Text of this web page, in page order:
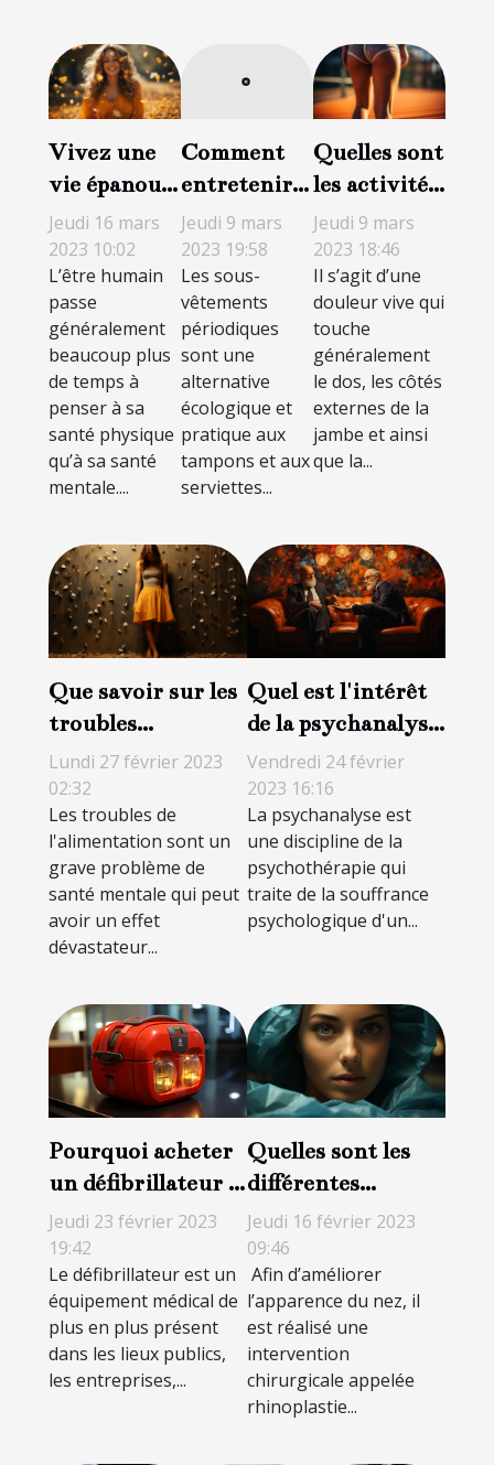
Vivez une
vie épanouie
avec moins
de stress et
de
dépression :
Découvrez
les aptitudes
à adopter
pour avoir
une bonne
Jeudi 16 mars
2023 10:02
L’être humain
passe
généralement
beaucoup plus
de temps à
penser à sa
santé physique
qu’à sa santé
mentale....
Comment
entretenir
sa culotte
menstruelle
?
Jeudi 9 mars
2023 19:58
Les sous-
vêtements
périodiques
sont une
alternative
écologique et
pratique aux
tampons et aux
serviettes...
Quelles sont
les activités
sportives à
faire et à
éviter en cas
de sciatique
?
Jeudi 9 mars
2023 18:46
Il s’agit d’une
douleur vive qui
touche
généralement
le dos, les côtés
externes de la
jambe et ainsi
que la...
Que savoir sur les
troubles
alimentaires ?
Lundi 27 février 2023
02:32
Les troubles de
l'alimentation sont un
grave problème de
santé mentale qui peut
avoir un effet
dévastateur...
Quel est l'intérêt
de la psychanalyse
?
Vendredi 24 février
2023 16:16
La psychanalyse est
une discipline de la
psychothérapie qui
traite de la souffrance
psychologique d'un...
Pourquoi acheter
un défibrillateur ?
Un investissement
pour sauver des
vies
Jeudi 23 février 2023
19:42
Le défibrillateur est un
équipement médical de
plus en plus présent
dans les lieux publics,
les entreprises,...
Quelles sont les
différentes
techniques de
rhinoplastie ?
Jeudi 16 février 2023
09:46
Afin d’améliorer
l’apparence du nez, il
est réalisé une
intervention
chirurgicale appelée
rhinoplastie...